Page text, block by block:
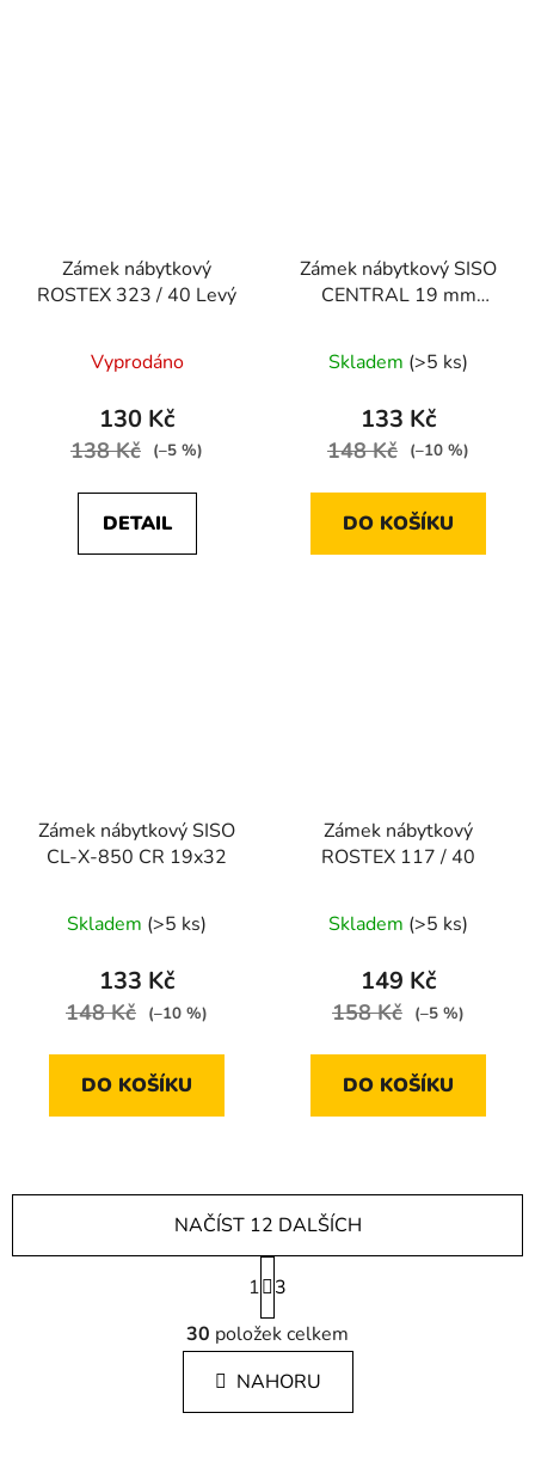
Zámek nábytkový
ROSTEX 323 / 40 Levý
Vyprodáno
130 Kč
138 Kč (–5 %)
DETAIL
Zámek nábytkový SISO
CENTRAL 19 mm
samostatný
Skladem (>5 ks)
133 Kč
148 Kč (–10 %)
DO KOŠÍKU
Zámek nábytkový SISO
CL-X-850 CR 19x32
Skladem (>5 ks)
133 Kč
148 Kč (–10 %)
DO KOŠÍKU
Zámek nábytkový
ROSTEX 117 / 40
Skladem (>5 ks)
149 Kč
158 Kč (–5 %)
DO KOŠÍKU
O
v
l
á
d
NAČÍST 12 DALŠÍCH
S
t
r
á
n
k
1
3
30 položek celkem
NAHORU